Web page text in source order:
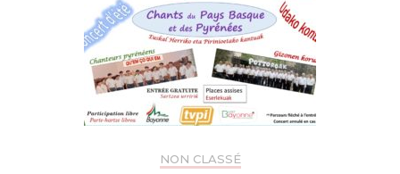
NON CLASSÉ